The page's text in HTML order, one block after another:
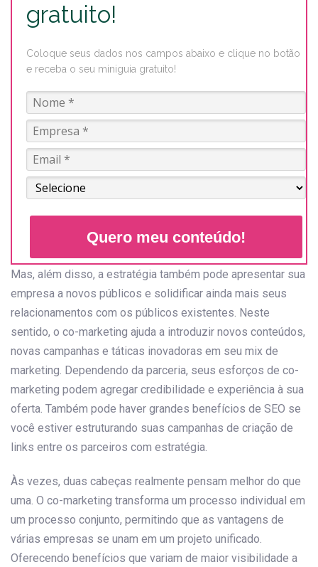
gratuito!
Coloque seus dados nos campos abaixo e clique no botão
e receba o seu miniguia gratuito!
Quero meu conteúdo!
Mas, além disso, a estratégia também pode apresentar sua
empresa a novos públicos e solidificar ainda mais seus
relacionamentos com os públicos existentes. Neste
sentido, o co-marketing ajuda a introduzir novos conteúdos,
novas campanhas e táticas inovadoras em seu mix de
marketing. Dependendo da parceria, seus esforços de co-
marketing podem agregar credibilidade e experiência à sua
oferta. Também pode haver grandes benefícios de SEO se
você estiver estruturando suas campanhas de criação de
links entre os parceiros com estratégia.
Às vezes, duas cabeças realmente pensam melhor do que
uma. O co-marketing transforma um processo individual em
um processo conjunto, permitindo que as vantagens de
várias empresas se unam em um projeto unificado.
Oferecendo benefícios que variam de maior visibilidade a